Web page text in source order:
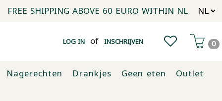
FREE SHIPPING ABOVE 60 EURO WITHIN NL
LOG IN of INSCHRIJVEN 0
Nagerechten Drankjes Geen eten
Outlet